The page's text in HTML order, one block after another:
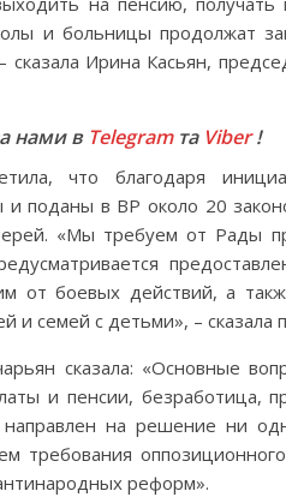
и больницы продолжат
сказала Ирина Касьян,
нами в Telegramта Viber!
что благодаря
и поданы в ВР около 20
«Мы требуем от Рады
от боевых действий, а
и семей с детьми», –
сказала: «Основные
и пенсии, безработица,
на решение ни
требования
реформ».